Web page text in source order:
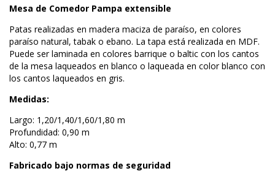
Mesa de Comedor Pampa extensible
Patas realizadas en madera maciza de paraíso, en colores
paraíso natural, tabak o ebano. La tapa está realizada en MDF.
Puede ser laminada en colores barrique o baltic con los cantos
de la mesa laqueados en blanco o laqueada en color blanco con
los cantos laqueados en gris.
Medidas:
Largo: 1,20/1,40/1,60/1,80 m
Profundidad: 0,90 m
Alto: 0,77 m
Fabricado bajo normas de seguridad